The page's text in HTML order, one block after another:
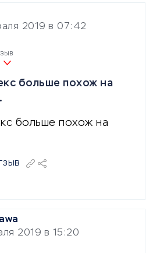
2019 в 07:42
больше похож на
больше похож на
2019 в 15:20